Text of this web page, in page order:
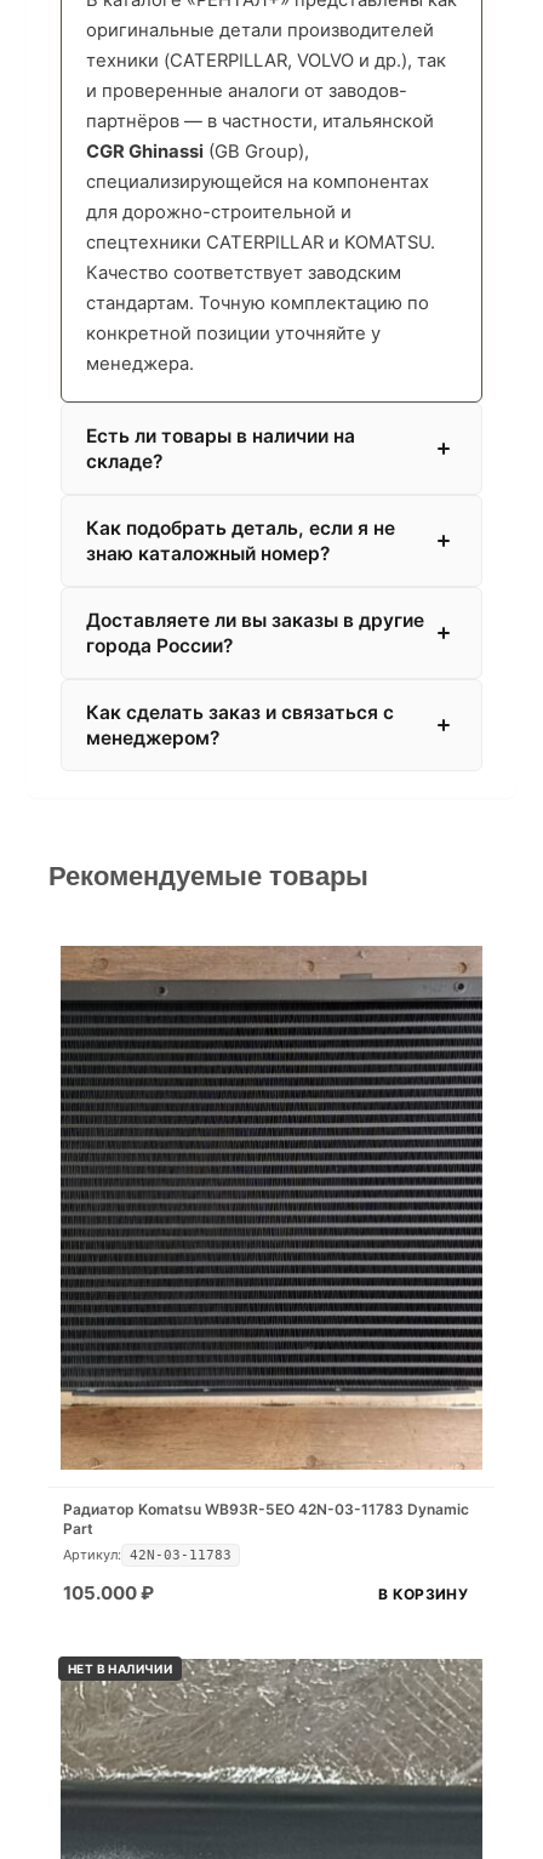
оригинальные детали производителей
техники (CATERPILLAR, VOLVO и др.), так
и проверенные аналоги от заводов-
партнёров — в частности, итальянской
CGR Ghinassi (GB Group),
специализирующейся на компонентах
для дорожно-строительной и
спецтехники CATERPILLAR и KOMATSU.
Качество соответствует заводским
стандартам. Точную комплектацию по
конкретной позиции уточняйте у
менеджера.
Есть ли товары в наличии на
складе?
Как подобрать деталь, если я не
знаю каталожный номер?
Доставляете ли вы заказы в другие
города России?
Как сделать заказ и связаться с
менеджером?
Рекомендуемые товары
Радиатор Komatsu WB93R-5EO 42N-03-11783 Dynamic
Part
Артикул: 42N-03-11783
105.000₽ В КОРЗИНУ
НЕТ В НАЛИЧИИ